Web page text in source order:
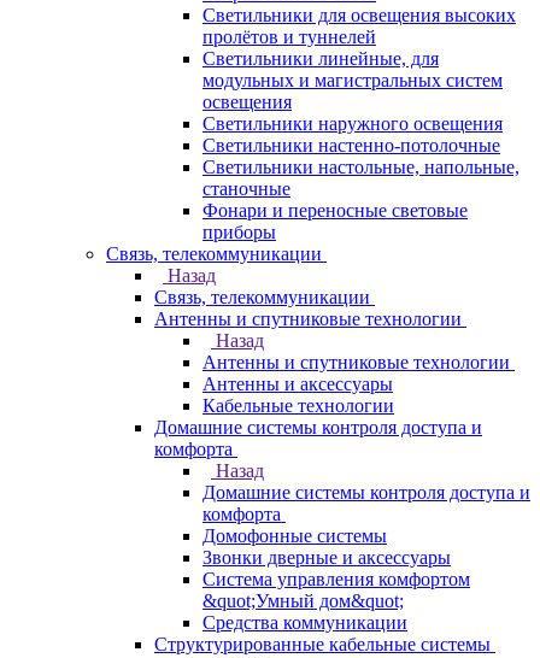
Светильники для освещения высоких
пролётов и туннелей
Светильники линейные, для
модульных и магистральных систем
освещения
Светильники наружного освещения
Светильники настенно-потолочные
Светильники настольные, напольные,
станочные
Фонари и переносные световые
приборы
Связь, телекоммуникации
Назад
Связь, телекоммуникации
Антенны и спутниковые технологии
Назад
Антенны и спутниковые технологии
Антенны и аксессуары
Кабельные технологии
Домашние системы контроля доступа и
комфорта
Назад
Домашние системы контроля доступа и
комфорта
Домофонные системы
Звонки дверные и аксессуары
Система управления комфортом
&quot;Умный дом&quot;
Средства коммуникации
Структурированные кабельные системы